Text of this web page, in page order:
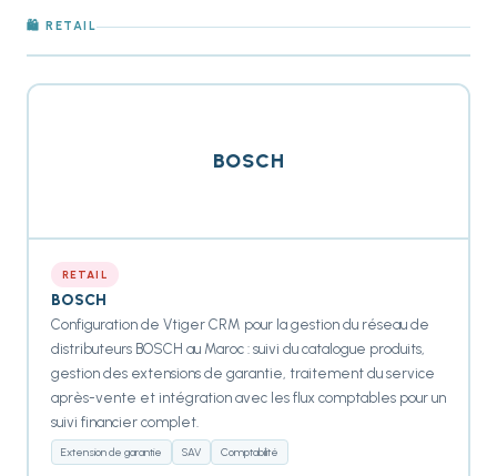
🛍️ RETAIL
BOSCH
RETAIL
BOSCH
Configuration de Vtiger CRM pour la gestion du réseau de
distributeurs BOSCH au Maroc : suivi du catalogue produits,
gestion des extensions de garantie, traitement du service
après-vente et intégration avec les flux comptables pour un
suivi financier complet.
Extension de garantie SAV Comptabilité